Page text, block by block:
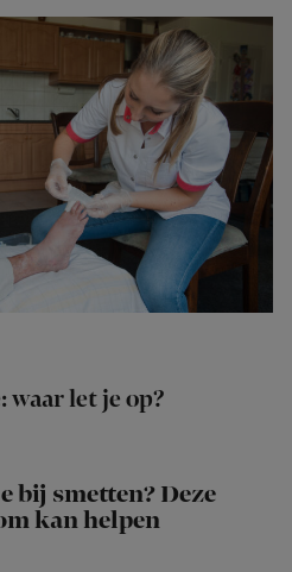
let je op?
bij smetten? Deze
kan helpen